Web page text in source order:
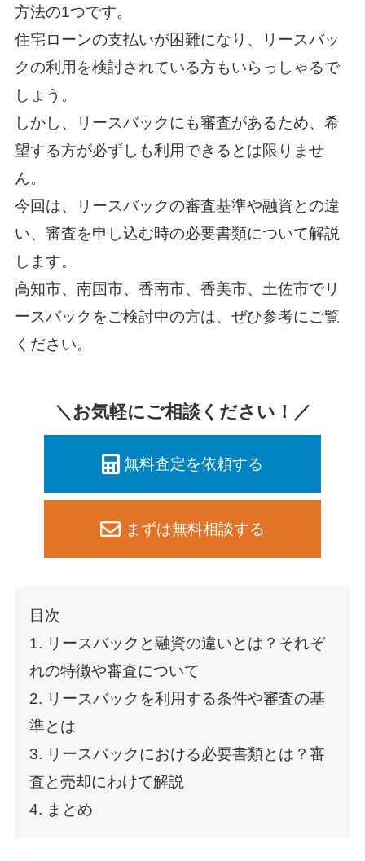
方法の1つです。
住宅ローンの支払いが困難になり、リースバッ
クの利用を検討されている方もいらっしゃるで
しょう。
しかし、リースバックにも審査があるため、希
望する方が必ずしも利用できるとは限りませ
ん。
今回は、リースバックの審査基準や融資との違
い、審査を申し込む時の必要書類について解説
します。
高知市、南国市、香南市、香美市、土佐市でリ
ースバックをご検討中の方は、ぜひ参考にご覧
ください。
＼お気軽にご相談ください！／
無料査定を依頼する
まずは無料相談する
目次
1. リースバックと融資の違いとは？それぞ
れの特徴や審査について
2. リースバックを利用する条件や審査の基
準とは
3. リースバックにおける必要書類とは？審
査と売却にわけて解説
4. まとめ